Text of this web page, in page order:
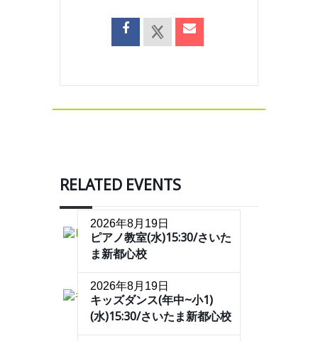
RELATED EVENTS
2026年8月19日
ピアノ教室(水)15:30/さいた
ま新都心校
2026年8月19日
キッズダンス(年中~小1)
(水)15:30/さいたま新都心校